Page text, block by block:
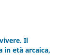
Il
in età arcaica,